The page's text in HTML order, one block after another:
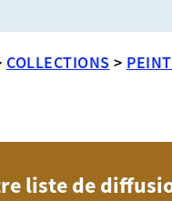
COLLECTIONS >
liste de